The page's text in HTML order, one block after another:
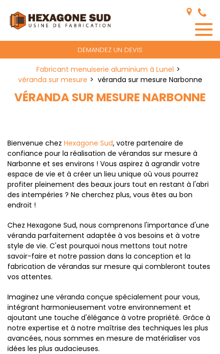
DEMANDEZ UN DEVIS
Fabricant menuiserie aluminium à Lunel
véranda sur mesure
véranda sur mesure Narbonne
VÉRANDA SUR MESURE NARBONNE
Bienvenue chez Hexagone Sud, votre partenaire de
confiance pour la réalisation de vérandas sur mesure à
Narbonne et ses environs ! Vous aspirez à agrandir votre
espace de vie et à créer un lieu unique où vous pourrez
profiter pleinement des beaux jours tout en restant à l'abri
des intempéries ? Ne cherchez plus, vous êtes au bon
endroit !
Chez Hexagone Sud, nous comprenons l'importance d'une
véranda parfaitement adaptée à vos besoins et à votre
style de vie. C'est pourquoi nous mettons tout notre
savoir-faire et notre passion dans la conception et la
fabrication de vérandas sur mesure qui combleront toutes
vos attentes.
Imaginez une véranda conçue spécialement pour vous,
intégrant harmonieusement votre environnement et
ajoutant une touche d'élégance à votre propriété. Grâce à
notre expertise et à notre maîtrise des techniques les plus
avancées, nous sommes en mesure de matérialiser vos
idées les plus audacieuses.